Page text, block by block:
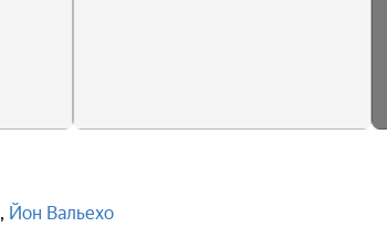
, Йон Вальехо